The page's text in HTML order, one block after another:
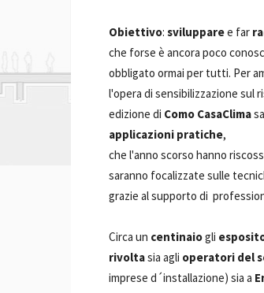
Obiettivo: svilupparee far
che forse è ancora poco
obbligato ormai per tutti. Per
l'opera di sensibilizzazione sul
edizione di Como CasaClima
applicazioni pratiche,
che l'anno scorso hanno
saranno focalizzate sulle
grazie al supporto di
Circa un centinaiogli
rivoltasia agli operatori del
imprese d´installazione) sia a